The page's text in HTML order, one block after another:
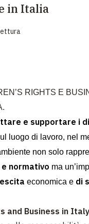
in Italia
RIGHTS E
e supportare i
luogo di lavoro, nel
non solo
normativo ma
economica e di
and Business in Italy